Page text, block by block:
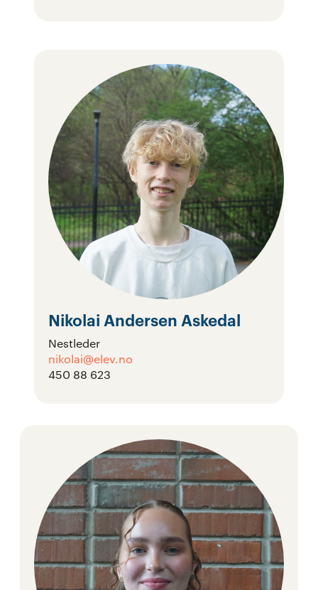
Nikolai Andersen Askedal
Nestleder
nikolai@elev.no
450 88 623